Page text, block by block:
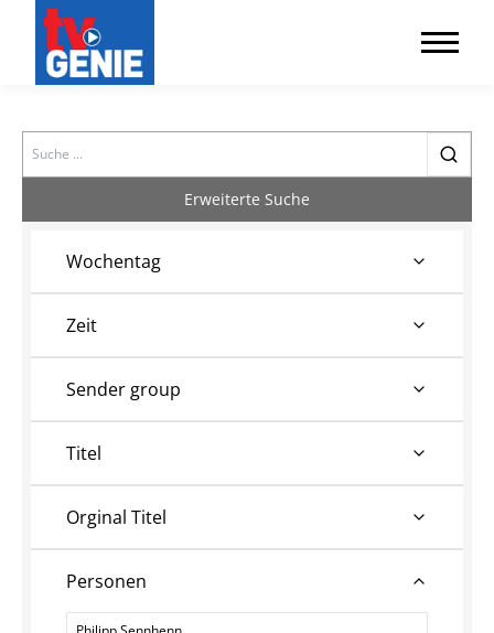
Search
Erweiterte Suche
Wochentag
Zeit
Sender group
Titel
Orginal Titel
Personen
Personen